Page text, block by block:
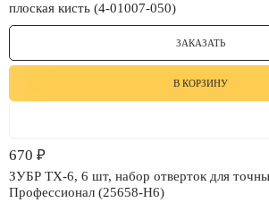
плоская кисть (4-01007-050)
ЗАКАЗАТЬ
В КОРЗИНУ
670 ₽
ЗУБР TX-6, 6 шт, набор отверток для точных работ,
Профессионал (25658-H6)